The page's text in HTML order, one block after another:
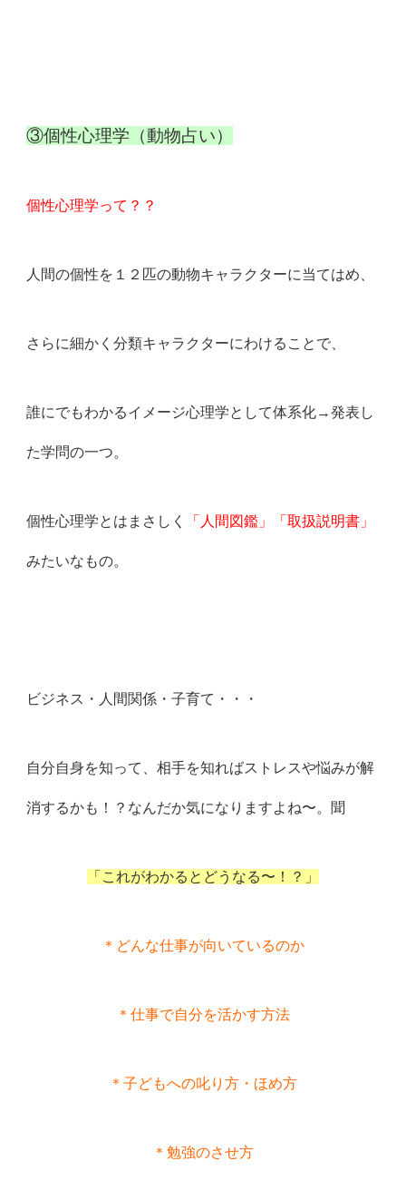
③個性心理学（動物占い）
個性心理学って？？
人間の個性を１２匹の動物キャラクターに当てはめ、
さらに細かく分類キャラクターにわけることで、
誰にでもわかるイメージ心理学として体系化→発表し
た学問の一つ。
個性心理学とはまさしく 「人間図鑑」「取扱説明書」
みたいなもの。
ビジネス・人間関係・子育て・・・
自分自身を知って、相手を知ればストレスや悩みが解
消するかも！？なんだか気になりますよね〜。聞
「これがわかるとどうなる〜！？」
＊どんな仕事が向いているのか
＊仕事で自分を活かす方法
＊子どもへの叱り方・ほめ方
＊勉強のさせ方